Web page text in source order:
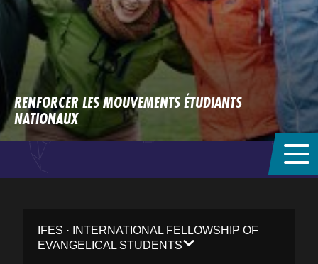
RENFORCER LES MOUVEMENTS ÉTUDIANTS
NATIONAUX
IFES · INTERNATIONAL FELLOWSHIP OF
EVANGELICAL STUDENTS